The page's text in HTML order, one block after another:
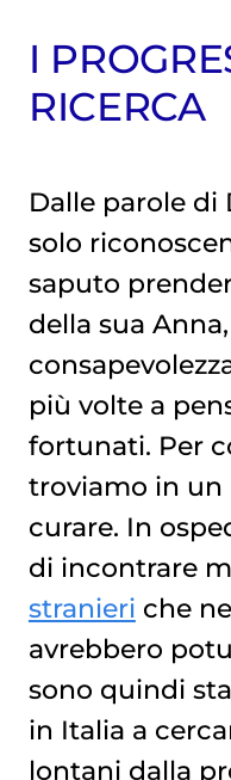
I
RICERCA
Dalle parole di
solo
saputo
della sua
più volte a
fortunati. Per
troviamo in un
curare. In
di incontrare
stranieri che
avrebbero
sono quindi
in Italia a
lontani dalla